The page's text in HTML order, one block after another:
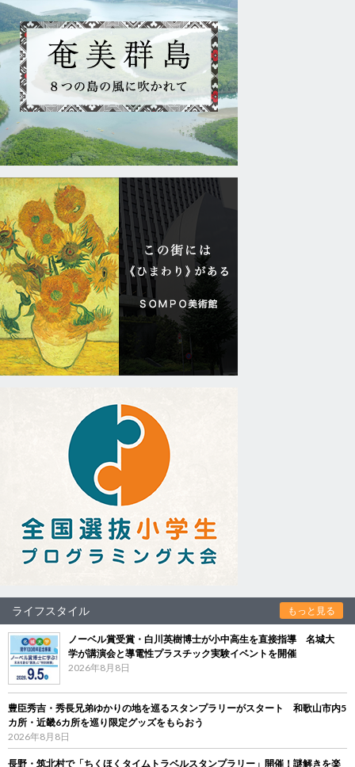
ライフスタイル もっと見る
ノーベル賞受賞・白川英樹博士が小中高生を直接指導 名城大
学が講演会と導電性プラスチック実験イベントを開催
2026年8月8日
豊臣秀吉・秀長兄弟ゆかりの地を巡るスタンプラリーがスタート 和歌山市内5
カ所・近畿6カ所を巡り限定グッズをもらおう
2026年8月8日
長野・筑北村で「ちくほくタイムトラベルスタンプラリー」開催！謎解きを楽